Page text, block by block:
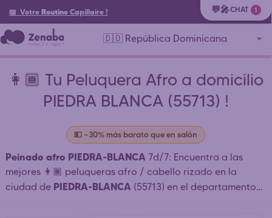
📖 Votre Routine Capillaire !
🇩🇴 República Dominicana
👩🏾 Tu Peluquera Afro a domicilio
PIEDRA BLANCA (55713) !
💵 ~30% más barato que en salón
Peinado afro PIEDRA-BLANCA 7d/7: Encuentra a las
mejores 👩🏾 peluqueras afro / cabello rizado en la
ciudad de PIEDRA-BLANCA (55713) en el departamento
💬🎤CHAT 1